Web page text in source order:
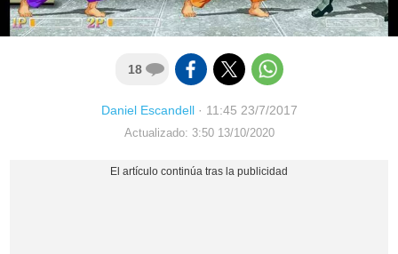
18
Daniel Escandell· 11:45 23/7/2017
Actualizado: 3:50 13/10/2020